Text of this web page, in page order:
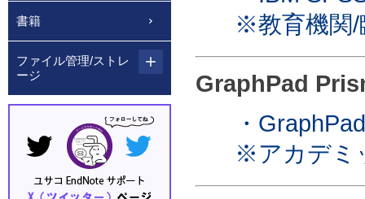
※教育機関/
GraphPad
・
※アカデミ
書籍
ファイル管理/ストレ
ージ